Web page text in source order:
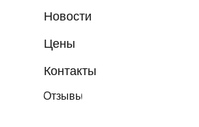
Новости
Контакты
Цены
Отзывы